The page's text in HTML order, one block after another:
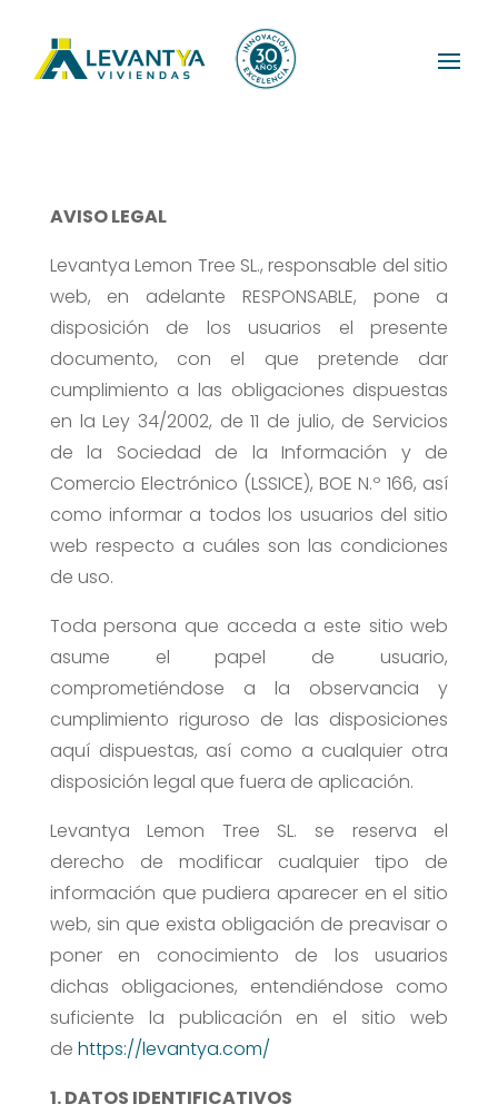
AVISO LEGAL
Levantya Lemon Tree SL., responsable del sitio
web, en adelante RESPONSABLE, pone a
disposición de los usuarios el presente
documento, con el que pretende dar
cumplimiento a las obligaciones dispuestas
en la Ley 34/2002, de 11 de julio, de Servicios
de la Sociedad de la Información y de
Comercio Electrónico (LSSICE), BOE N.º 166, así
como informar a todos los usuarios del sitio
web respecto a cuáles son las condiciones
de uso.
Toda persona que acceda a este sitio web
asume el papel de usuario,
comprometiéndose a la observancia y
cumplimiento riguroso de las disposiciones
aquí dispuestas, así como a cualquier otra
disposición legal que fuera de aplicación.
Levantya Lemon Tree SL. se reserva el
derecho de modificar cualquier tipo de
información que pudiera aparecer en el sitio
web, sin que exista obligación de preavisar o
poner en conocimiento de los usuarios
dichas obligaciones, entendiéndose como
suficiente la publicación en el sitio web
de https://levantya.com/
1. DATOS IDENTIFICATIVOS